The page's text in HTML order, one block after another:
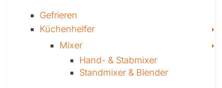
Gefrieren
Küchenhelfer
Mixer
Hand- & ­Stabmixer
Stand­mixer & Blender